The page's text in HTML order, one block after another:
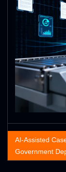
AI-Assisted
Government